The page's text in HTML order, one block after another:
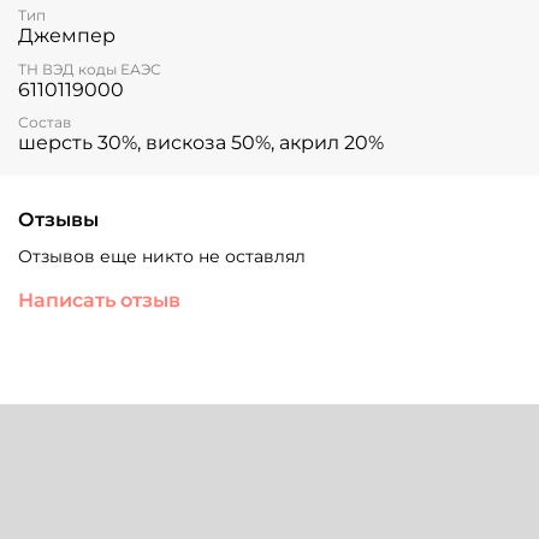
Тип
Джемпер
ТН ВЭД коды ЕАЭС
6110119000
Состав
шерсть 30%, вискоза 50%, акрил 20%
Отзывы
Отзывов еще никто не оставлял
Написать отзыв